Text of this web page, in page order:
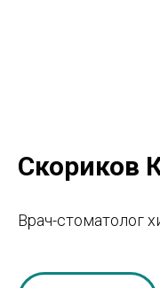
Скориков
Врач-стоматолог